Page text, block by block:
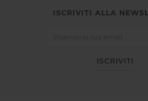
ISCRIVITI ALLA
ISCRIVITI